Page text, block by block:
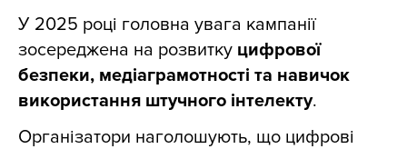
У 2025 році головна увага кампанії
зосереджена на розвитку цифрової
безпеки, медіаграмотності та навичок
використання штучного інтелекту.
Організатори наголошують, що цифрові